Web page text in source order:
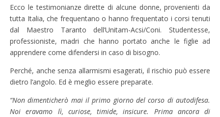
Ecco le testimonianze dirette di alcune donne, provenienti da
tutta Italia, che frequentano o hanno frequentato i corsi tenuti
dal Maestro Taranto dell’Unitam-Acsi/Coni. Studentesse,
professioniste, madri che hanno portato anche le figlie ad
apprendere come difendersi in caso di bisogno.
Perché, anche senza allarmismi esagerati, il rischio può essere
dietro l’angolo. Ed è meglio essere preparate.
“Non dimenticherò mai il primo giorno del corso di autodifesa.
Noi eravamo lì, curiose, timide, insicure. Prima ancora di